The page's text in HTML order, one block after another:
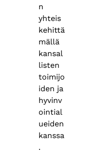
n
yhteis
kehittä
mällä
kansal
listen
toimijo
iden ja
hyvinv
ointial
ueiden
kanssa
.